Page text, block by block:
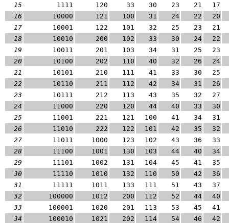
15
1111 120 33 30 23 21
17
16
10000 121 100 31 24 22
20
17
10001 122 101 32 25 23
21
18
10010 200 102 33 30 24
22
19
10011 201 103 34 31 25
23
20
10100 202 110 40 32 26
24
21
10101 210 111 41 33 30
25
22
10110 211 112 42 34 31
26
23
10111 212 113 43 35 32
27
24
11000 220 120 44 40 33
30
25
11001 221 121 100 41 34
31
26
11010 222 122 101 42 35
32
27
11011 1000 123 102 43 36
33
28
11100 1001 130 103 44 40
34
29
11101 1002 131 104 45 41
35
30
11110 1010 132 110 50 42
36
31
11111 1011 133 111 51 43
37
32
100000 1012 200 112 52 44
40
33
100001 1020 201 113 53 45
41
34
100010 1021 202 114 54 46
42